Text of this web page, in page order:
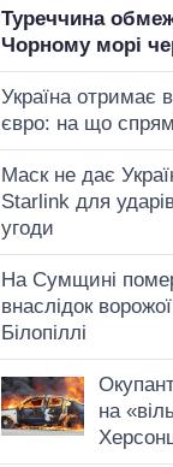
Туреччина
Чорному морі
Україна отримає
євро: на що
Маск не дає
Starlink для
угоди
На Сумщині
внаслідок
Білопіллі
на